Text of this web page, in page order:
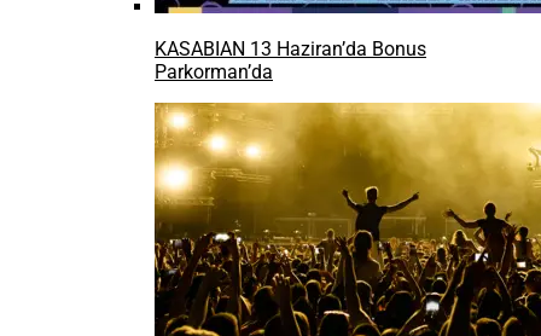
KASABIAN 13 Haziran’da Bonus
Parkorman’da